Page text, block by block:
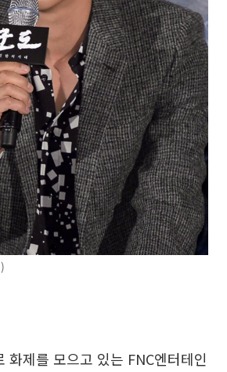
화제를 모으고 있는 FNC엔터테인